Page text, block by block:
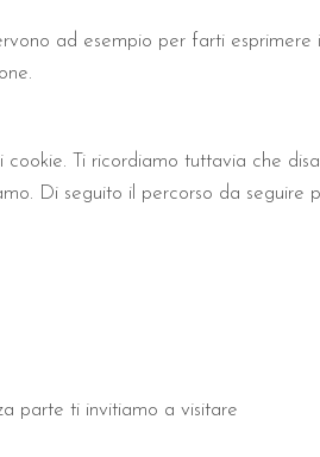
ad esempio per farti esprimere
Ti ricordiamo tuttavia che
Di seguito il percorso da seguire
parte ti invitiamo a visitare